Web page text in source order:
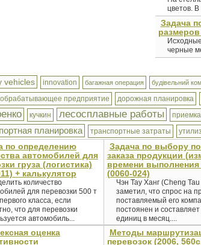
цветов. В
Задача
размеров
черные
vehicles innovation багажная операция будівельний
предприятие дорожная планировка
кучкин лесосплавные работы приемка
планировка транспортные затраты
по определению
автомобилей для
груза (логистика)
+ калькулятор
количество
для перевозки 500 т
класса, если
что для перевозки
автомобиль...
Задача по выбору
заказа продукции
времени выполнения
(0060-024)
Чэн Тау Ханг (Cheng
заметил, что спрос на
поставляемый его
постоянен и
единиц в месяц....
оценка
Методы
перевозок (2006,